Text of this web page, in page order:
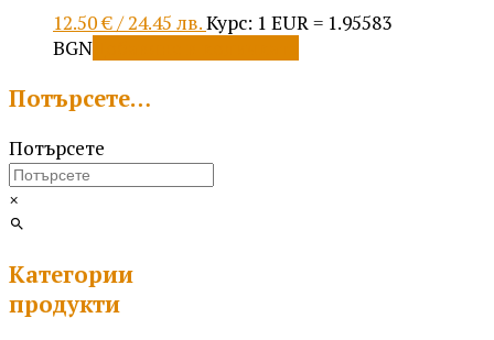
12.50€/ 24.45 лв.Курс: 1 EUR = 1.95583
BGN
Потърсете…
Потърсете
×
Категории
продукти